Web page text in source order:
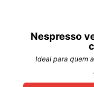
Nespresso
Ideal para quem